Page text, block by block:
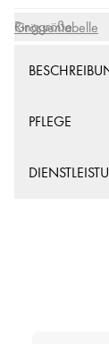
Grössentabelle
Ringgröße
PFLEGE